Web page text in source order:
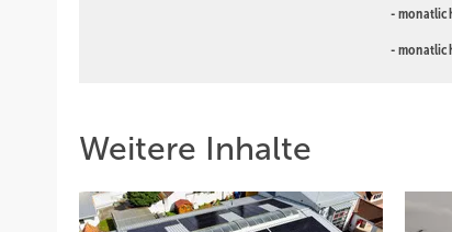
-
-
Weitere Inhalte